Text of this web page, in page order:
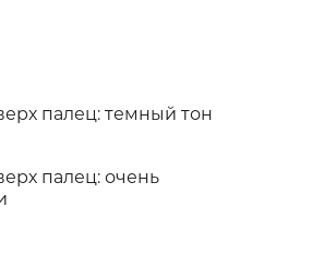
палец: темный тон
палец: очень